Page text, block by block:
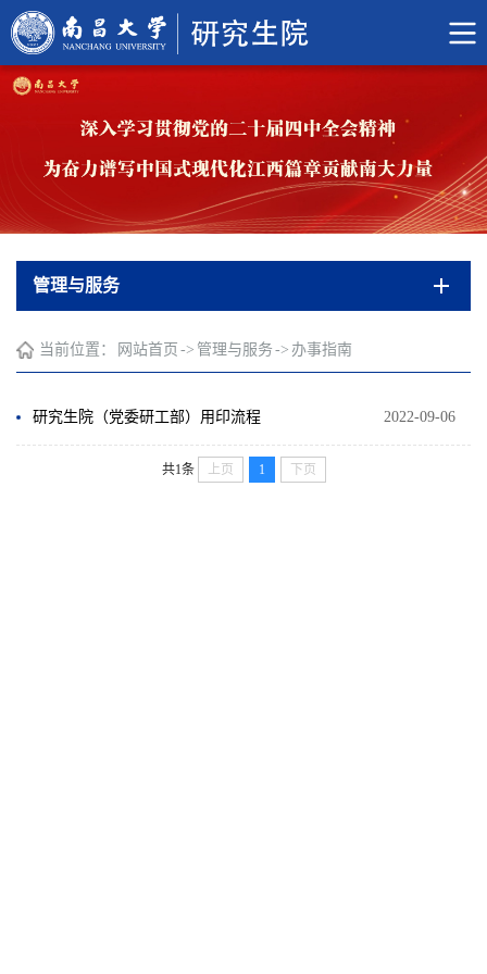
管理与服务
当前位置： 网站首页 -> 管理与服务 -> 办事指南
2022-09-06
研究生院（党委研工部）用印流程
共1条 上页 1 下页